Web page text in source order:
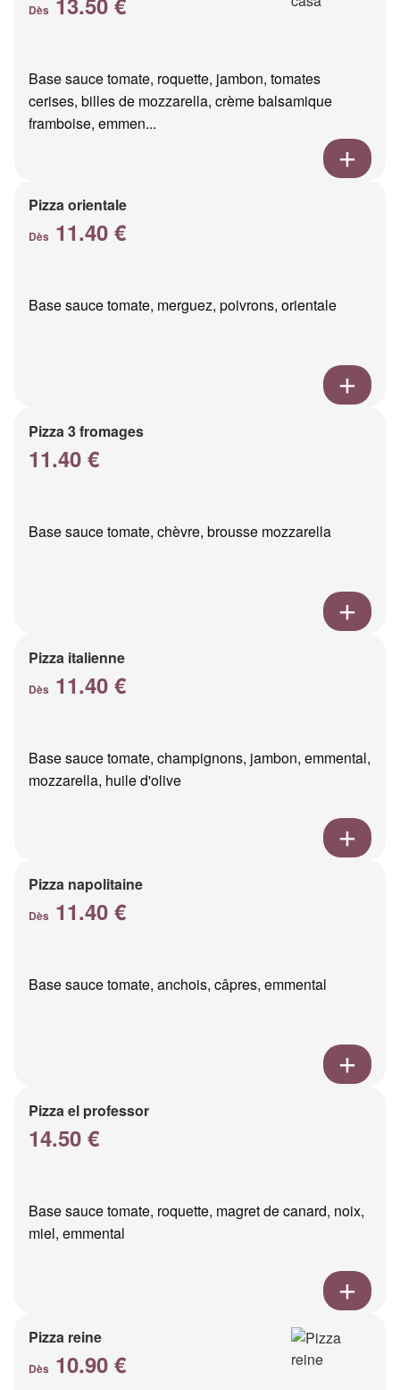
Dès
Base sauce tomate, roquette, jambon, tomates
cerises, billes de mozzarella, crème balsamique
framboise, emmen...
Pizza orientale
Dès 11.40 €
Base sauce tomate, merguez, poivrons, orientale
Pizza 3 fromages
11.40 €
Base sauce tomate, chèvre, brousse mozzarella
Pizza italienne
Dès 11.40 €
Base sauce tomate, champignons, jambon, emmental,
mozzarella, huile d'olive
Pizza napolitaine
Dès 11.40 €
Base sauce tomate, anchois, câpres, emmental
Pizza el professor
14.50 €
Base sauce tomate, roquette, magret de canard, noix,
miel, emmental
Pizza reine
Dès 10.90 €